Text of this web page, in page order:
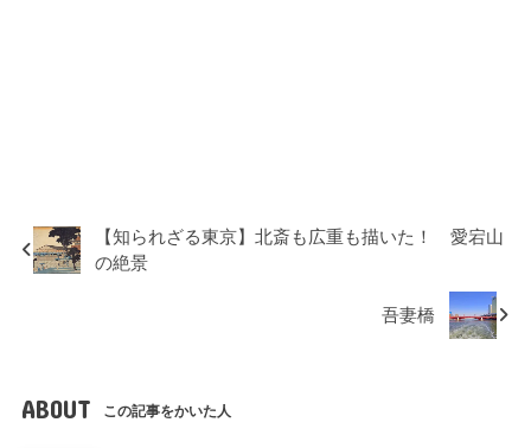
【知られざる東京】北斎も広重も描いた！ 愛宕山
の絶景
吾妻橋
ABOUT この記事をかいた人